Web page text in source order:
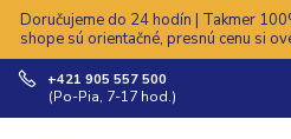
Doručujeme do 24 hodín | Takmer
shope sú orientačné, presnú cenu si
+421 905 557 500
(Po-Pia, 7-17 hod.)